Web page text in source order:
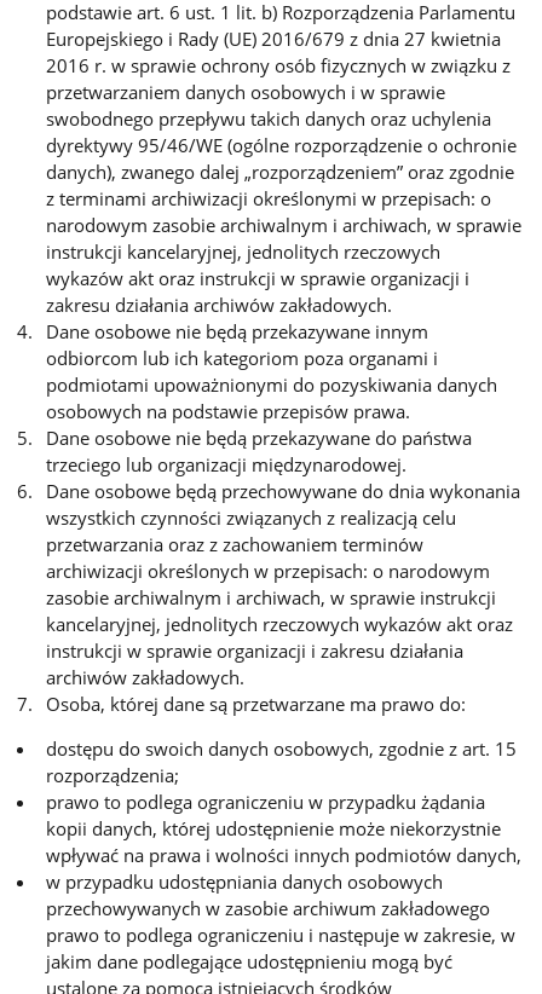
podstawie art. 6 ust. 1 lit. b) Rozporządzenia Parlamentu
Europejskiego i Rady (UE) 2016/679 z dnia 27 kwietnia
2016 r. w sprawie ochrony osób fizycznych w związku z
przetwarzaniem danych osobowych i w sprawie
swobodnego przepływu takich danych oraz uchylenia
dyrektywy 95/46/WE (ogólne rozporządzenie o ochronie
danych), zwanego dalej „rozporządzeniem” oraz zgodnie
z terminami archiwizacji określonymi w przepisach: o
narodowym zasobie archiwalnym i archiwach, w sprawie
instrukcji kancelaryjnej, jednolitych rzeczowych
wykazów akt oraz instrukcji w sprawie organizacji i
zakresu działania archiwów zakładowych.
Dane osobowe nie będą przekazywane innym
odbiorcom lub ich kategoriom poza organami i
podmiotami upoważnionymi do pozyskiwania danych
osobowych na podstawie przepisów prawa.
Dane osobowe nie będą przekazywane do państwa
trzeciego lub organizacji międzynarodowej.
Dane osobowe będą przechowywane do dnia wykonania
wszystkich czynności związanych z realizacją celu
przetwarzania oraz z zachowaniem terminów
archiwizacji określonych w przepisach: o narodowym
zasobie archiwalnym i archiwach, w sprawie instrukcji
kancelaryjnej, jednolitych rzeczowych wykazów akt oraz
instrukcji w sprawie organizacji i zakresu działania
archiwów zakładowych.
Osoba, której dane są przetwarzane ma prawo do:
dostępu do swoich danych osobowych, zgodnie z art. 15
rozporządzenia;
prawo to podlega ograniczeniu w przypadku żądania
kopii danych, której udostępnienie może niekorzystnie
wpływać na prawa i wolności innych podmiotów danych,
w przypadku udostępniania danych osobowych
przechowywanych w zasobie archiwum zakładowego
prawo to podlega ograniczeniu i następuje w zakresie, w
jakim dane podlegające udostępnieniu mogą być
ustalone za pomocą istniejących środków